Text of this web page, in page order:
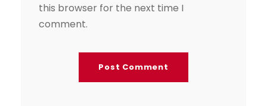
this browser for the next time I
comment.